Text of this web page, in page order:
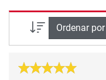
Ordenar por